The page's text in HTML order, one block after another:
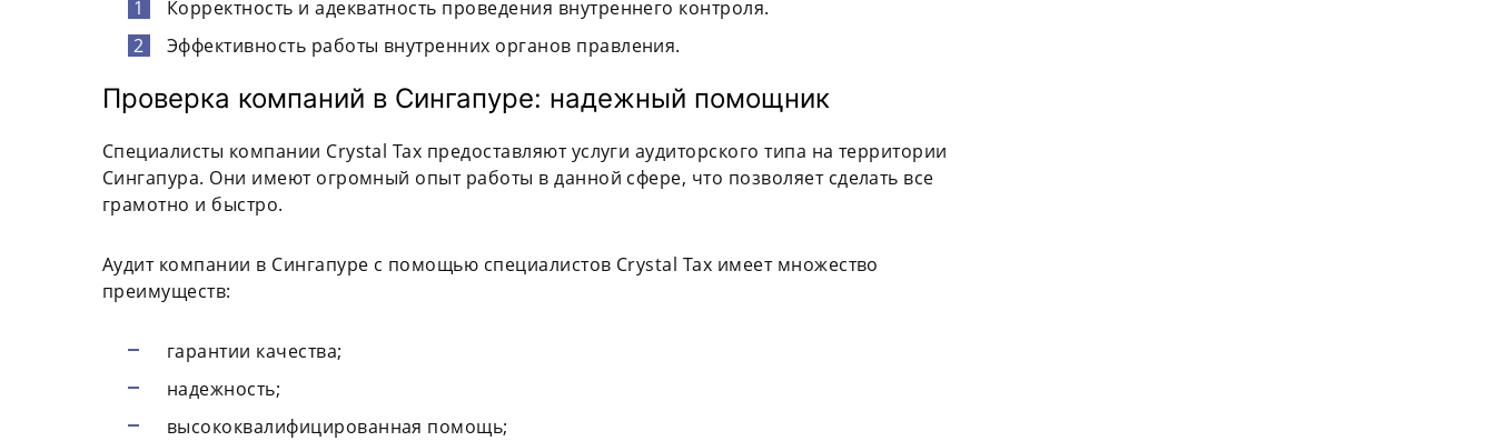
Корректность и адекватность проведения внутреннего контроля.
Эффективность работы внутренних органов правления.
Проверка компаний в Сингапуре: надежный помощник
Специалисты компании Crystal Tax предоставляют услуги аудиторского типа на территории
Сингапура. Они имеют огромный опыт работы в данной сфере, что позволяет сделать все
грамотно и быстро.
Аудит компании в Сингапуре с помощью специалистов Crystal Tax имеет множество
преимуществ:
гарантии качества;
надежность;
высококвалифицированная помощь;